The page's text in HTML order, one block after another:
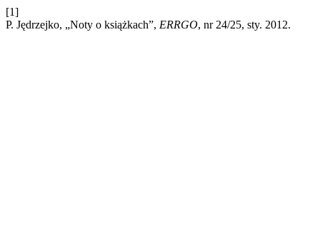
[1]
P. Jędrzejko, „Noty o książkach”, ERRGO, nr 24/25, sty. 2012.